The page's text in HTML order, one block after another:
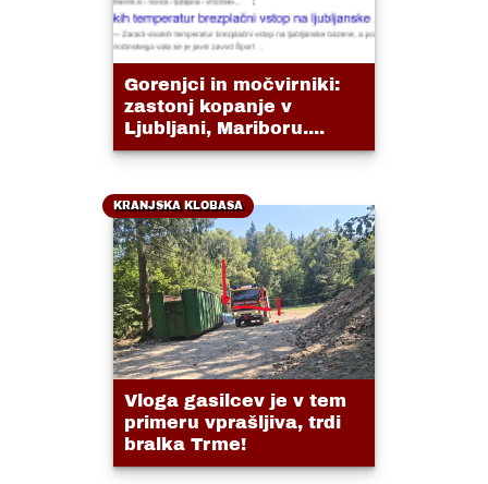
Gorenjci in močvirniki:
zastonj kopanje v
Ljubljani, Mariboru....
KRANJSKA KLOBASA
Vloga gasilcev je v tem
primeru vprašljiva, trdi
bralka Trme!